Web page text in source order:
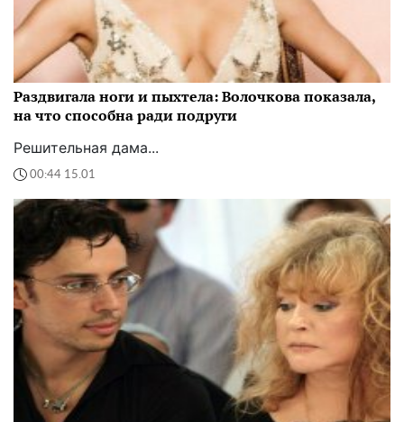
Раздвигала ноги и пыхтела: Волочкова показала,
на что способна ради подруги
Решительная дама...
00:44 15.01